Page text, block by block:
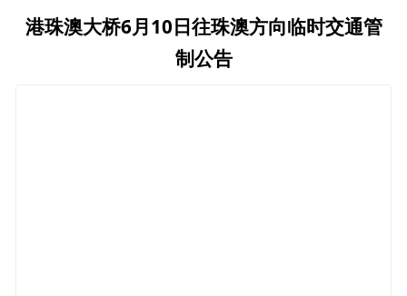
港珠澳大桥6月10日往珠澳方向临时交通管
制公告